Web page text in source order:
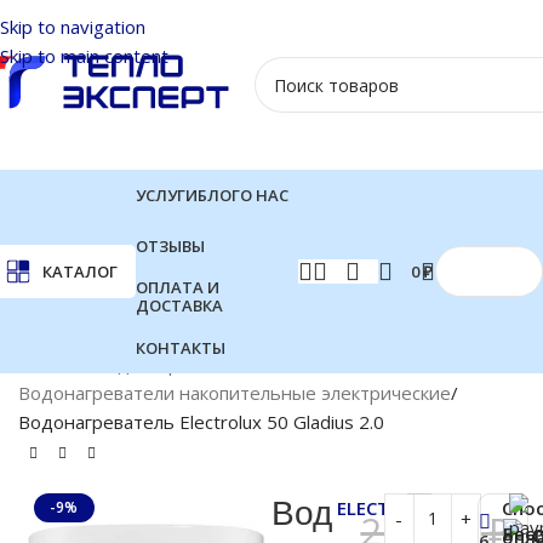
Skip to navigation
Skip to main content
КАТАЛОГ
УСЛУГИБЛОГО НАС
ОТЗЫВЫ
ОПЛАТА И
ДОСТАВКА
КОНТАКТЫ
0₽
Водонагреватели накопительные электрические
Водонагреватель Electrolux 50 Gladius 2.0
-9%
Вод ELECTROLUX
21 500₽